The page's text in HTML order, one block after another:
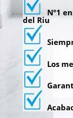
Nº1
del Riu
Los